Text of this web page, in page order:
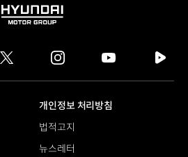
HYUNDAI
GROUP
twitter instagram
tv
개인정보 처리방침
법적고지
뉴스레터